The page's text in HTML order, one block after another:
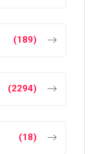
(189)
(2294)
(18)